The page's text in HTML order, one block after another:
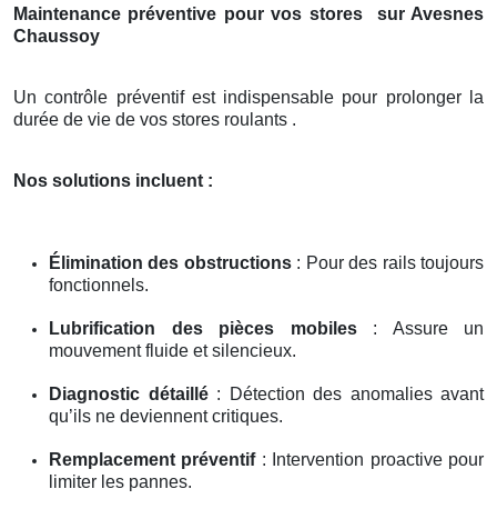
Maintenance préventive pour vos stores
sur Avesnes
Chaussoy
Un contrôle préventif est indispensable pour prolonger la
durée de vie de vos stores roulants .
Nos solutions incluent :
Élimination des obstructions: Pour des rails toujours
fonctionnels.
Lubrification des pièces mobiles: Assure un
mouvement fluide et silencieux.
Diagnostic détaillé: Détection des anomalies avant
qu’ils ne deviennent critiques.
Remplacement préventif: Intervention proactive pour
limiter les pannes.